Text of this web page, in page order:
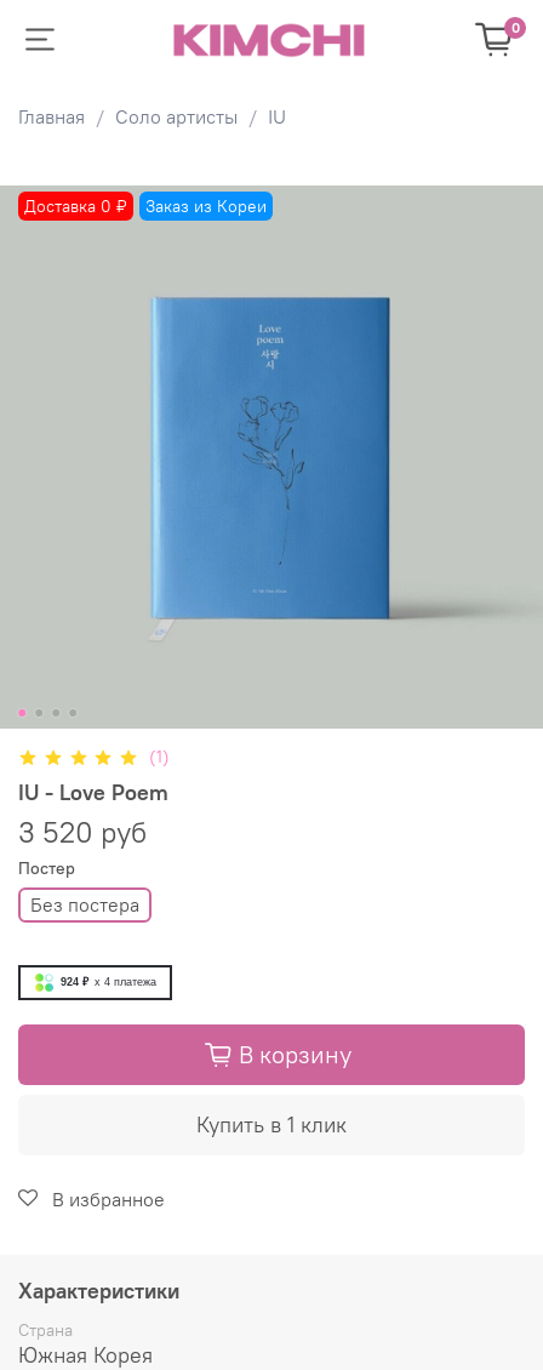
0
Главная Соло артисты IU
Доставка 0 ₽ Заказ из Кореи
(1)
IU - Love Poem
3 520 руб
Постер
Без постера
924 ₽ x 4 платежа
В корзину
Купить в 1 клик
В избранное
Характеристики
Страна
Южная Корея